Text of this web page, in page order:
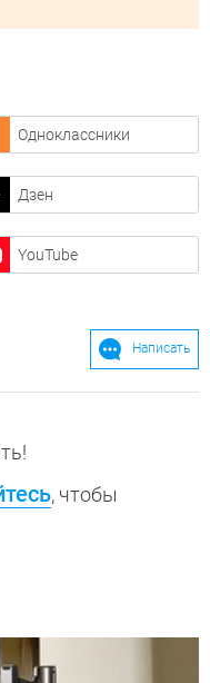
Одноклассники
Дзен
YouTube
Написать
, чтобы